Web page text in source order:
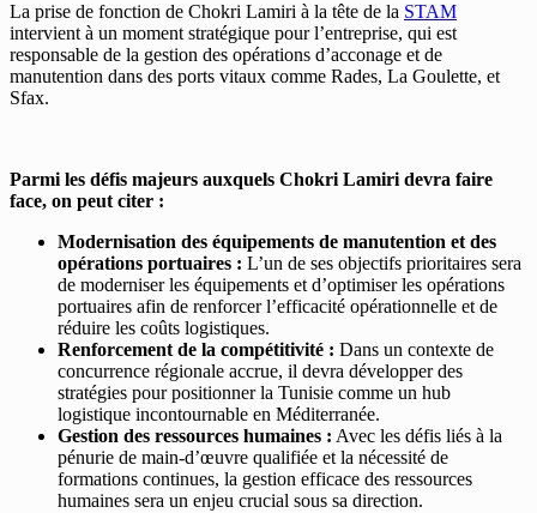
La prise de fonction de Chokri Lamiri à la tête de la STAM
intervient à un moment stratégique pour l’entreprise, qui est
responsable de la gestion des opérations d’acconage et de
manutention dans des ports vitaux comme Rades, La Goulette, et
Sfax.
Parmi les défis majeurs auxquels Chokri Lamiri devra faire
face, on peut citer :
Modernisation des équipements de manutention et des
opérations portuaires : L’un de ses objectifs prioritaires sera
de moderniser les équipements et d’optimiser les opérations
portuaires afin de renforcer l’efficacité opérationnelle et de
réduire les coûts logistiques.
Renforcement de la compétitivité : Dans un contexte de
concurrence régionale accrue, il devra développer des
stratégies pour positionner la Tunisie comme un hub
logistique incontournable en Méditerranée.
Gestion des ressources humaines : Avec les défis liés à la
pénurie de main-d’œuvre qualifiée et la nécessité de
formations continues, la gestion efficace des ressources
humaines sera un enjeu crucial sous sa direction.